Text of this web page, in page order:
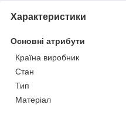
Характеристики
Основні атрибути
Країна виробник
Стан
Тип
Матеріал